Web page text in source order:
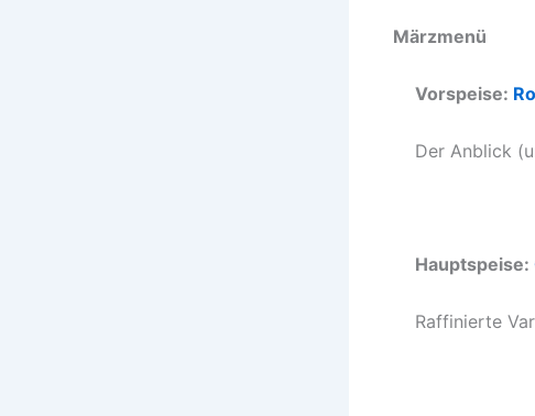
Märzmenü
Vorspeise:
Der Anblick
Hauptspeise:
Raffinierte